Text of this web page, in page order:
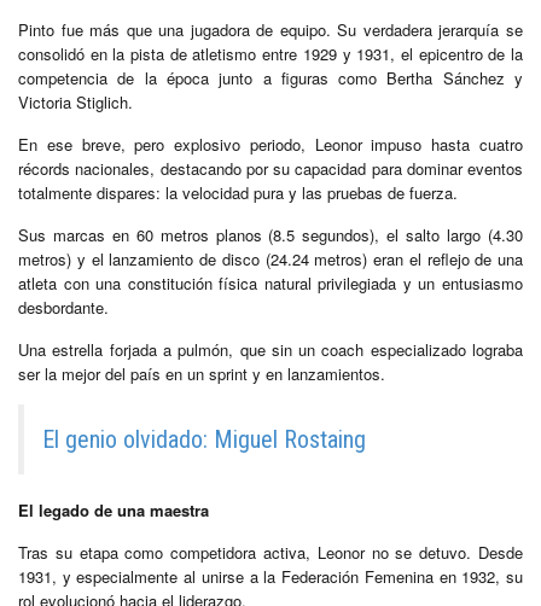
Pinto fue más que una jugadora de equipo. Su verdadera jerarquía se
consolidó en la pista de atletismo entre 1929 y 1931, el epicentro de la
competencia de la época junto a figuras como Bertha Sánchez y
Victoria Stiglich.
En ese breve, pero explosivo periodo, Leonor impuso hasta cuatro
récords nacionales, destacando por su capacidad para dominar eventos
totalmente dispares: la velocidad pura y las pruebas de fuerza.
Sus marcas en 60 metros planos (8.5 segundos), el salto largo (4.30
metros) y el lanzamiento de disco (24.24 metros) eran el reflejo de una
atleta con una constitución física natural privilegiada y un entusiasmo
desbordante.
Una estrella forjada a pulmón, que sin un coach especializado lograba
ser la mejor del país en un sprint y en lanzamientos.
El genio olvidado: Miguel Rostaing
El legado de una maestra
Tras su etapa como competidora activa, Leonor no se detuvo. Desde
1931, y especialmente al unirse a la Federación Femenina en 1932, su
rol evolucionó hacia el liderazgo.